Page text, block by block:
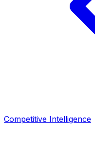
Competitive Intelligence